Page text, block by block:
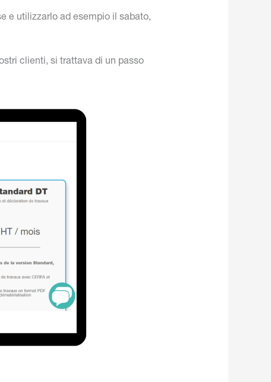
e utilizzarlo ad esempio il sabato,
clienti, si trattava di un passo